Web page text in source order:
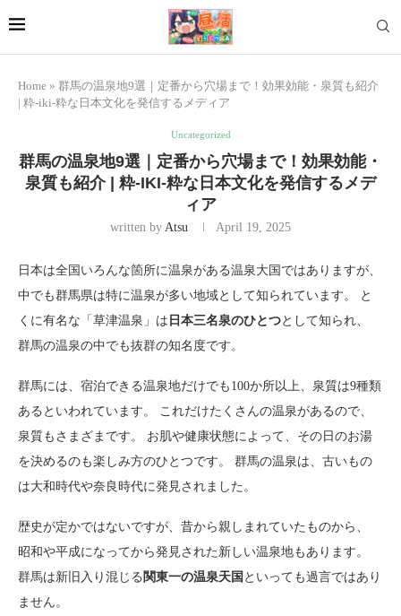
Home » 群馬の温泉地9選｜定番から穴場まで！効果効能・泉質も紹介
| 粋-iki-粋な日本文化を発信するメディア
Uncategorized
群馬の温泉地9選｜定番から穴場まで！効果効能・
泉質も紹介 | 粋-IKI-粋な日本文化を発信するメデ
ィア
written by Atsu April 19, 2025
日本は全国いろんな箇所に温泉がある温泉大国ではありますが、
中でも群馬県は特に温泉が多い地域として知られています。 と
くに有名な「草津温泉」は 日本三名泉のひとつとして知られ、
群馬の温泉の中でも抜群の知名度です。
群馬には、宿泊できる温泉地だけでも100か所以上、泉質は9種類
あるといわれています。 これだけたくさんの温泉があるので、
泉質もさまざまです。 お肌や健康状態によって、その日のお湯
を決めるのも楽しみ方のひとつです。 群馬の温泉は、古いもの
は大和時代や奈良時代に発見されました。
歴史が定かではないですが、昔から親しまれていたものから、
昭和や平成になってから発見された新しい温泉地もあります。
群馬は新旧入り混じる 関東一の温泉天国 といっても過言ではあり
ません。